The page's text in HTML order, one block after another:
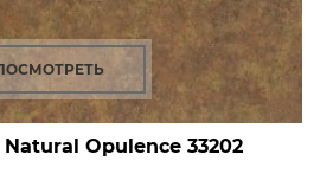
Opulence 33202